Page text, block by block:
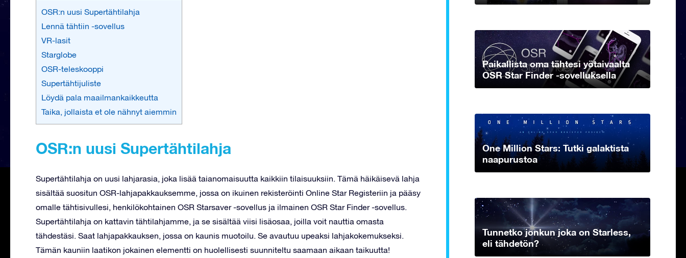
OSR:n uusi Supertähtilahja
Lennä tähtiin -sovellus
VR-lasit
Starglobe
OSR-teleskooppi
Supertähtijuliste
Löydä pala maailmankaikkeutta
Taika, jollaista et ole nähnyt aiemmin
OSR:n uusi Supertähtilahja
Supertähtilahja on uusi lahjarasia, joka lisää taianomaisuutta kaikkiin tilaisuuksiin. Tämä häikäisevä lahja
sisältää suositun OSR-lahjapakkauksemme, jossa on ikuinen rekisteröinti Online Star Registeriin ja pääsy
omalle tähtisivullesi, henkilökohtainen OSR Starsaver -sovellus ja ilmainen OSR Star Finder -sovellus.
Supertähtilahja on kattavin tähtilahjamme, ja se sisältää viisi lisäosaa, joilla voit nauttia omasta
tähdestäsi. Saat lahjapakkauksen, jossa on kaunis muotoilu. Se avautuu upeaksi lahjakokemukseksi.
Tämän kauniin laatikon jokainen elementti on huolellisesti suunniteltu saamaan aikaan taikuutta!
Paikallista oma tähtesi yötaivaalta
OSR Star Finder -sovelluksella
One Million Stars: Tutki galaktista
naapurustoa
Tunnetko jonkun joka on Starless,
eli tähdetön?